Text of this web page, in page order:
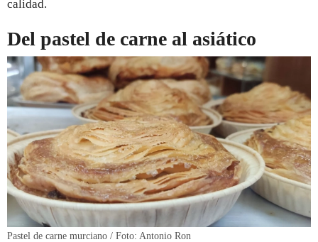
calidad.
Del pastel de carne al asiático
Pastel de carne murciano / Foto: Antonio Ron